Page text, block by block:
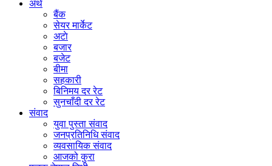
अर्थ
बैंक
सेयर मार्केट
अटाे
बजार
बजेट
बीमा
सहकारी
बिनिमय दर रेट
सुनचाँदी दर रेट
संवाद
युवा पुस्ता संवाद
जनप्रतिनिधि संवाद
व्यवसायिक संवाद
आजको कुरा